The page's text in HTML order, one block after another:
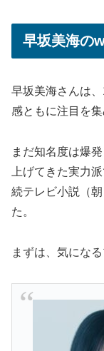
早坂美海の
早坂美海さんは
感ともに注目を集
まだ知名度は爆
上げてきた実力
続テレビ小説（
た。
まずは、気にな